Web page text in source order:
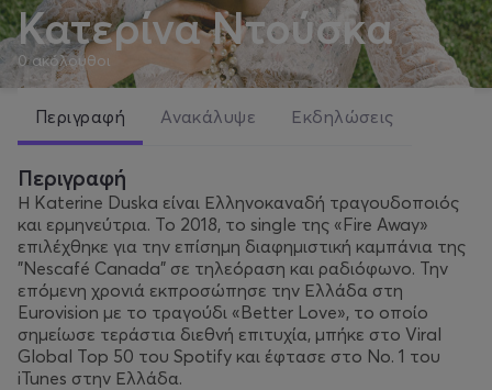
Κατερίνα Ντούσκα
0 ακόλουθοι
Περιγραφή Ανακάλυψε Εκδηλώσεις
Περιγραφή
Η Katerine Duska είναι Ελληνοκαναδή τραγουδοποιός
και ερμηνεύτρια. Το 2018, το single της «Fire Away»
επιλέχθηκε για την επίσημη διαφημιστική καμπάνια της
"Nescafé Canada" σε τηλεόραση και ραδιόφωνο. Την
επόμενη χρονιά εκπροσώπησε την Ελλάδα στη
Eurovision με το τραγούδι «Better Love», το οποίο
σημείωσε τεράστια διεθνή επιτυχία, μπήκε στο Viral
Global Top 50 του Spotify και έφτασε στο Νο. 1 του
iTunes στην Ελλάδα.